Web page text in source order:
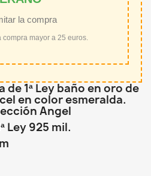
la compra
mayor a 25 euros.
1ª Ley baño en oro de
en color esmeralda.
Angel
Ley 925 mil.